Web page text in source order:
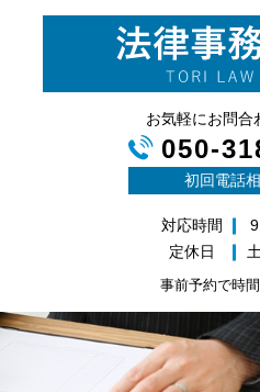
お気軽にお問合
050-
初回電話
対応時間
定休日
事前予約で時